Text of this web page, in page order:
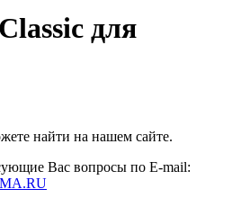
для
найти на нашем сайте.
Вас вопросы по E-mail: